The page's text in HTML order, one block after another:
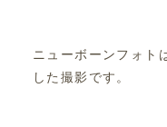
ニューボーンフォト
した撮影です。